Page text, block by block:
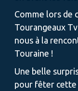
Comme lors de
Tourangeaux
nous à la
Touraine !
Une belle
pour fêter cette